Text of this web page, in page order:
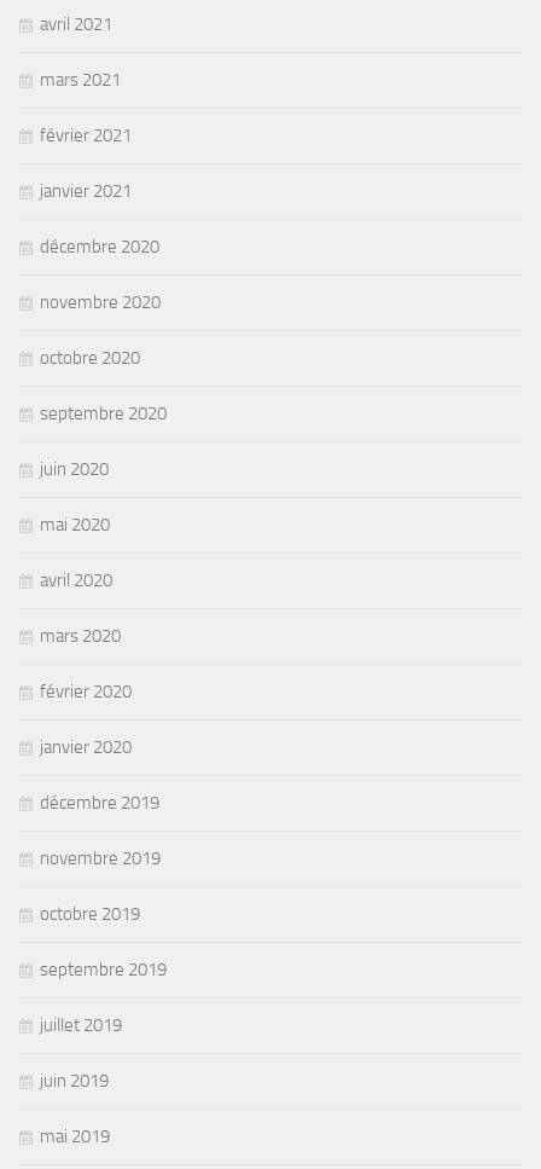
avril 2021
mars 2021
février 2021
janvier 2021
décembre 2020
novembre 2020
octobre 2020
septembre 2020
juin 2020
mai 2020
avril 2020
mars 2020
février 2020
janvier 2020
décembre 2019
novembre 2019
octobre 2019
septembre 2019
juillet 2019
juin 2019
mai 2019